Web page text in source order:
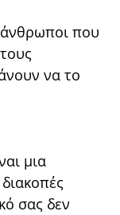
που
να το
μια
σας δεν